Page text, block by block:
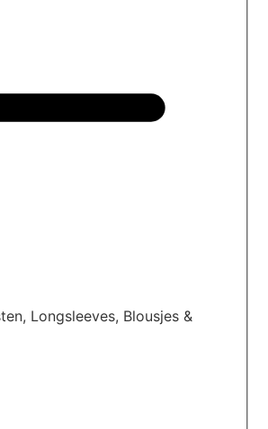
Longsleeves, Blousjes &